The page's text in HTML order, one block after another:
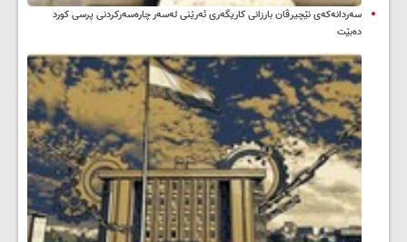
سه‌ردانه‌کەی نێچیرڤان بارزانی كاریگه‌ری ئه‌رێنی له‌سه‌ر چاره‌سه‌ركردنی پرسی كورد
ده‌بێت